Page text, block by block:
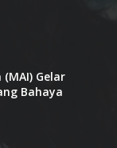
Gelar
Bahaya